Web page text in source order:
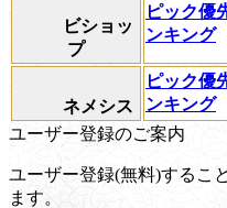
ビショッ
プ
ピック優
ンキング
ネメシス
ピック優
ンキング
ユーザー登録のご案内
ユーザー登録(無料)するこ
ます。